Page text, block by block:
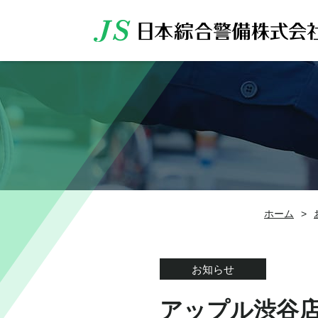
ホーム >
お知らせ
アップル渋谷